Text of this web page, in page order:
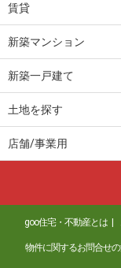
賃貸
新築マンション
新築一戸建て
土地を探す
店舗/事業用
goo住宅・不動産とは
物件に関するお問合せ